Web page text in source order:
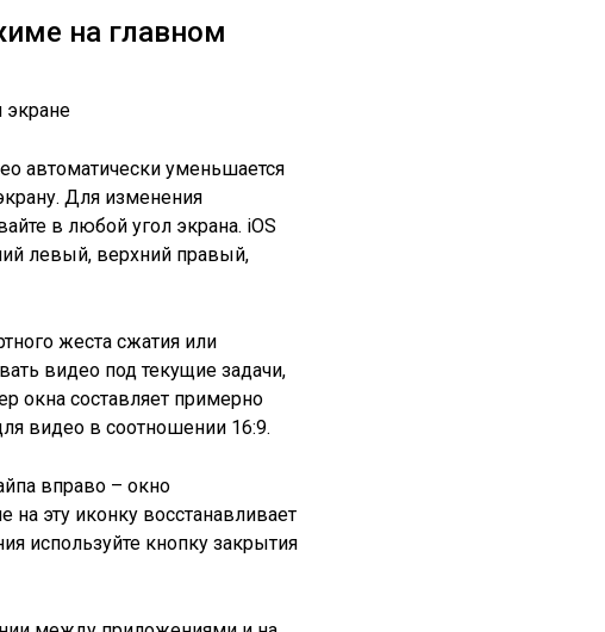
на главном
автоматически уменьшается
Для изменения
в любой угол экрана. iOS
левый, верхний правый,
жеста сжатия или
видео под текущие задачи,
окна составляет примерно
видео в соотношении 16:9.
вправо – окно
эту иконку восстанавливает
используйте кнопку закрытия